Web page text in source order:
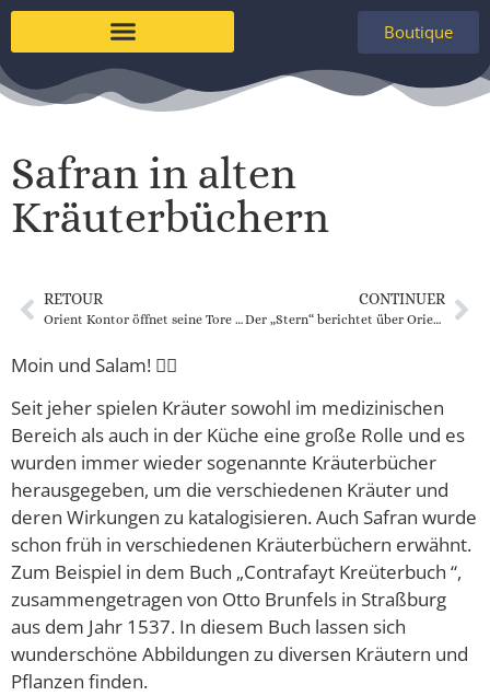
Boutique
Safran in alten
Kräuterbüchern
RETOUR
Orient Kontor öffnet seine Tore weiter!
CONTINUER
Der „Stern“ berichtet über Orient Kontor!
Moin und Salam! 🙋‍♀️
Seit jeher spielen Kräuter sowohl im medizinischen
Bereich als auch in der Küche eine große Rolle und es
wurden immer wieder sogenannte Kräuterbücher
herausgegeben, um die verschiedenen Kräuter und
deren Wirkungen zu katalogisieren. Auch Safran wurde
schon früh in verschiedenen Kräuterbüchern erwähnt.
Zum Beispiel in dem Buch „Contrafayt Kreüterbuch “,
zusammengetragen von Otto Brunfels in Straßburg
aus dem Jahr 1537. In diesem Buch lassen sich
wunderschöne Abbildungen zu diversen Kräutern und
Pflanzen finden.